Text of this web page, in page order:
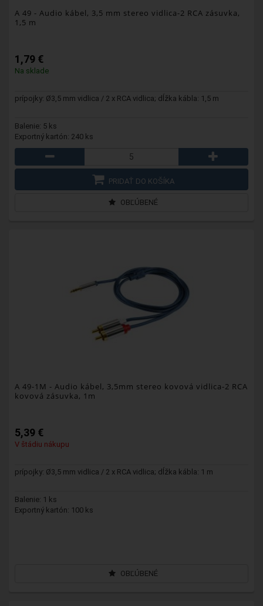
A 49 - Audio kábel, 3,5 mm stereo vidlica-2 RCA zásuvka,
1,5 m
1,79 €
Na sklade
prípojky: Ø3,5 mm vidlica / 2 x RCA vidlica; dĺžka kábla: 1,5 m
Balenie: 5 ks
Exportný kartón: 240 ks
PRIDAŤ DO KOŠÍKA
OBĽÚBENÉ
A 49-1M - Audio kábel, 3,5mm stereo kovová vidlica-2 RCA
kovová zásuvka, 1m
5,39 €
V štádiu nákupu
prípojky: Ø3,5 mm vidlica / 2 x RCA vidlica; dĺžka kábla: 1 m
Balenie: 1 ks
Exportný kartón: 100 ks
OBĽÚBENÉ